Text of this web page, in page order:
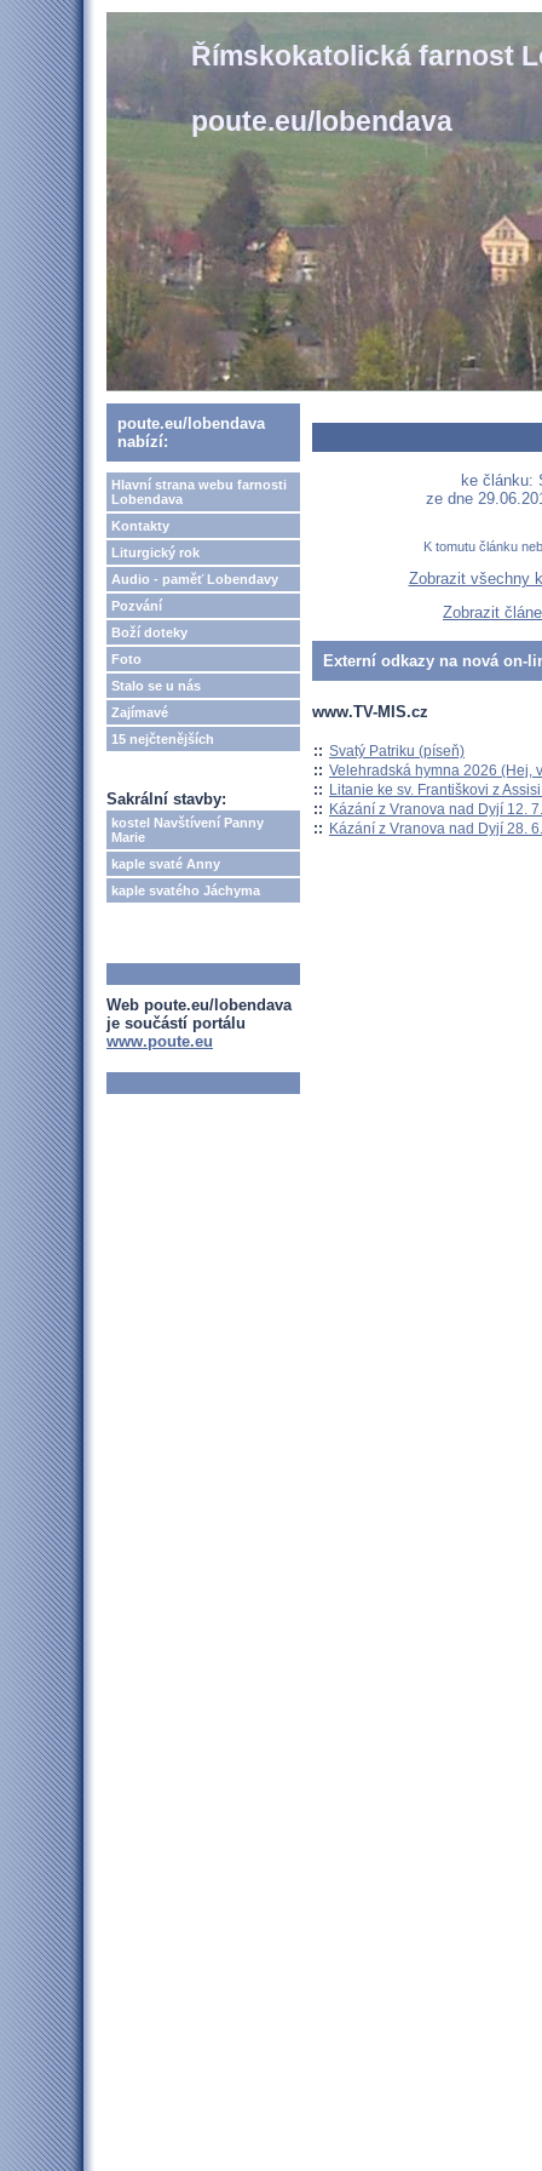
Římskokatolická farnost
poute.eu/lobendava
poute.eu/lobendava
nabízí:
Hlavní strana webu farnosti
Lobendava
Kontakty
Liturgický rok
Audio - paměť Lobendavy
Pozvání
Boží doteky
Foto
Stalo se u nás
Zajímavé
15 nejčtenějších
Sakrální stavby:
kostel Navštívení Panny
Marie
kaple svaté Anny
kaple svatého Jáchyma
Web poute.eu/lobendava
je součástí portálu
www.poute.eu
ke článku:
ze dne
K tomutu článku
Zobrazit všechny
Zobrazit
Externí odkazy na nová on-
www.TV-MIS.cz
:: Svatý Patriku (píseň)
:: Velehradská hymna 2026 (Hej,
:: Litanie ke sv. Františkovi z
:: Kázání z Vranova nad Dyjí 12.
:: Kázání z Vranova nad Dyjí 28.